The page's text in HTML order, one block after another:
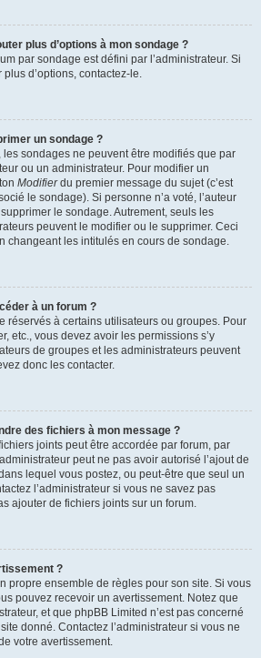
plus d’options à mon sondage ?
par sondage est défini par l’administrateur. Si
d’options, contactez-le.
un sondage ?
sondages ne peuvent être modifiés que par
ou un administrateur. Pour modifier un
Modifierdu premier message du sujet (c’est
le sondage). Si personne n’a voté, l’auteur
le sondage. Autrement, seuls les
peuvent le modifier ou le supprimer. Ceci
changeant les intitulés en cours de sondage.
à un forum ?
réservés à certains utilisateurs ou groupes. Pour
etc., vous devez avoir les permissions s’y
de groupes et les administrateurs peuvent
donc les contacter.
des fichiers à mon message ?
joints peut être accordée par forum, par
peut ne pas avoir autorisé l’ajout de
lequel vous postez, ou peut-être que seul un
l’administrateur si vous ne savez pas
ajouter de fichiers joints sur un forum.
?
propre ensemble de règles pour son site. Si vous
pouvez recevoir un avertissement. Notez que
et que phpBB Limited n’est pas concerné
donné. Contactez l’administrateur si vous ne
votre avertissement.